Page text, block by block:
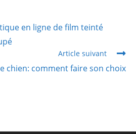
en ligne de film teinté
Article suivant
chien: comment faire son choix